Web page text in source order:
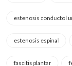
estenosis conducto
estenosis espinal
fascitis plantar